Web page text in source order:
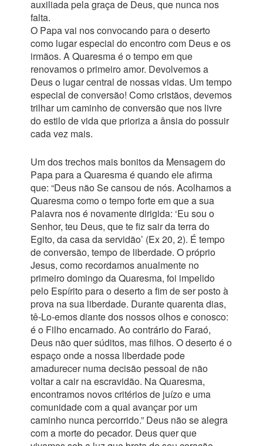
auxiliada pela graça de Deus, que nunca nos
falta.
O Papa vai nos convocando para o deserto
como lugar especial do encontro com Deus e os
irmãos. A Quaresma é o tempo em que
renovamos o primeiro amor. Devolvemos a
Deus o lugar central de nossas vidas. Um tempo
especial de conversão! Como cristãos, devemos
trilhar um caminho de conversão que nos livre
do estilo de vida que prioriza a ânsia do possuir
cada vez mais.
Um dos trechos mais bonitos da Mensagem do
Papa para a Quaresma é quando ele afirma
que: “Deus não Se cansou de nós. Acolhamos a
Quaresma como o tempo forte em que a sua
Palavra nos é novamente dirigida: ‘Eu sou o
Senhor, teu Deus, que te fiz sair da terra do
Egito, da casa da servidão’ (Ex 20, 2). É tempo
de conversão, tempo de liberdade. O próprio
Jesus, como recordamos anualmente no
primeiro domingo da Quaresma, foi impelido
pelo Espírito para o deserto a fim de ser posto à
prova na sua liberdade. Durante quarenta dias,
tê-Lo-emos diante dos nossos olhos e conosco:
é o Filho encarnado. Ao contrário do Faraó,
Deus não quer súditos, mas filhos. O deserto é o
espaço onde a nossa liberdade pode
amadurecer numa decisão pessoal de não
voltar a cair na escravidão. Na Quaresma,
encontramos novos critérios de juízo e uma
comunidade com a qual avançar por um
caminho nunca percorrido.” Deus não se alegra
com a morte do pecador. Deus quer que